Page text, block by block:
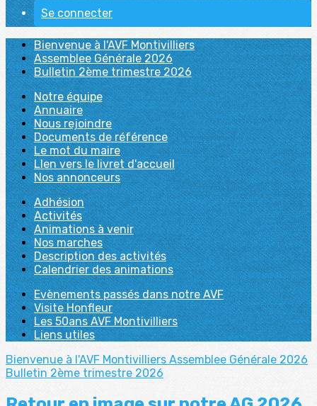
Se connecter
Bienvenue à l'AVF Montivilliers
Assemblee Générale 2026
Bulletin 2ème trimestre 2026
Notre équipe
Annuaire
Nous rejoindre
Documents de référence
Le mot du maire
LIen vers le livret d'accueil
Nos annonceurs
Adhésion
Activités
Animations à venir
Nos marches
Description des activités
Calendrier des animations
Evènements passés dans notre AVF
Visite Honfleur
Les 50ans AVF Montivilliers
Liens utiles
Bienvenue à l'AVF Montivilliers Assemblee Générale 2026
Bulletin 2ème trimestre 2026